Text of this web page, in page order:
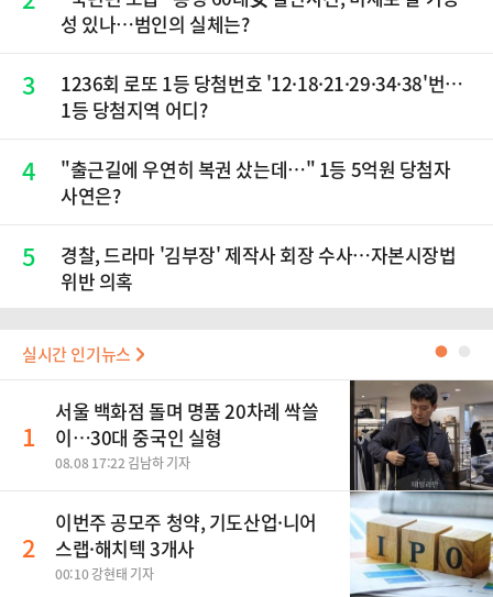
성 있나…범인의 실체는?
3
1236회 로또 1등 당첨번호 '12·18·21·29·34·38'번…
1등 당첨지역 어디?
4
"출근길에 우연히 복권 샀는데…" 1등 5억원 당첨자
사연은?
5
경찰, 드라마 '김부장' 제작사 회장 수사…자본시장법
위반 의혹
실시간 인기뉴스 ●
1
서울 백화점 돌며 명품 20차례 싹쓸
이…30대 중국인 실형
08.08 17:22 김남하 기자
2
이번주 공모주 청약, 기도산업·니어
스랩·해치텍 3개사
00:10 강현태 기자